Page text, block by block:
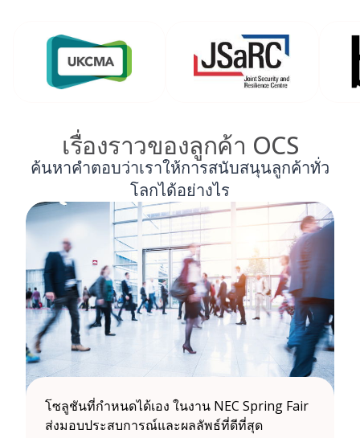
เรื่องราวของลูกค้า OCS
ค้นหาคำตอบว่าเราให้การสนับสนุนลูกค้าทั่ว
โลกได้อย่างไร
โซลูชันที่กำหนดได้เอง ในงาน NEC Spring Fair
ส่งมอบประสบการณ์และผลลัพธ์ที่ดีที่สุด